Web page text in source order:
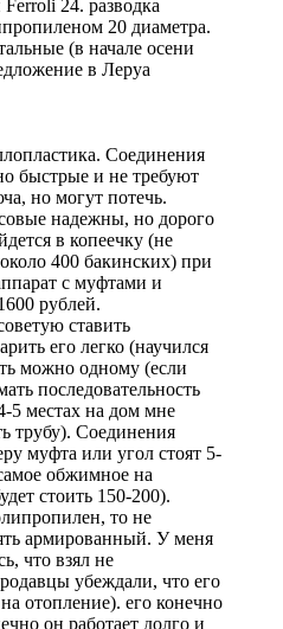
24. разводка
20 диаметра.
(в начале осени
в Леруа
Соединения
быстрые и не требуют
но могут потечь.
надежны, но дорого
в копеечку (не
400 бакинских) при
с муфтами и
рублей.
ставить
его легко (научился
можно одному (если
последовательность
5 местах на дом мне
трубу). Соединения
муфта или угол стоят 5-
обжимное на
стоить 150-200).
то не
армированный. У меня
что взял не
убеждали, что его
отопление). его конечно
он работает долго и